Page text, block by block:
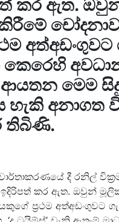
කර ඇත.
කෙරෙහි
ආයතන මෙම
හැකි අනාගත
තිබිණි.
දී රනිල්
ඉදිරිපත් කර ඇත. ඔවුන්
ප්‍රථම අත්අඩංගුවට